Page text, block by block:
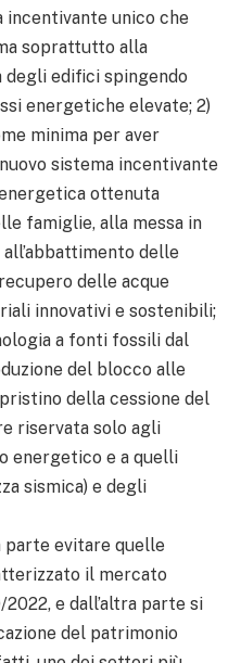
incentivante unico che
soprattutto alla
degli edifici spingendo
energetiche elevate; 2)
minima per aver
sistema incentivante
ottenuta
famiglie, alla messa in
delle
delle acque
innovativi e sostenibili;
a fonti fossili dal
del blocco alle
della cessione del
riservata solo agli
energetico e a quelli
sismica) e degli
parte evitare quelle
il mercato
e dall’altra parte si
del patrimonio